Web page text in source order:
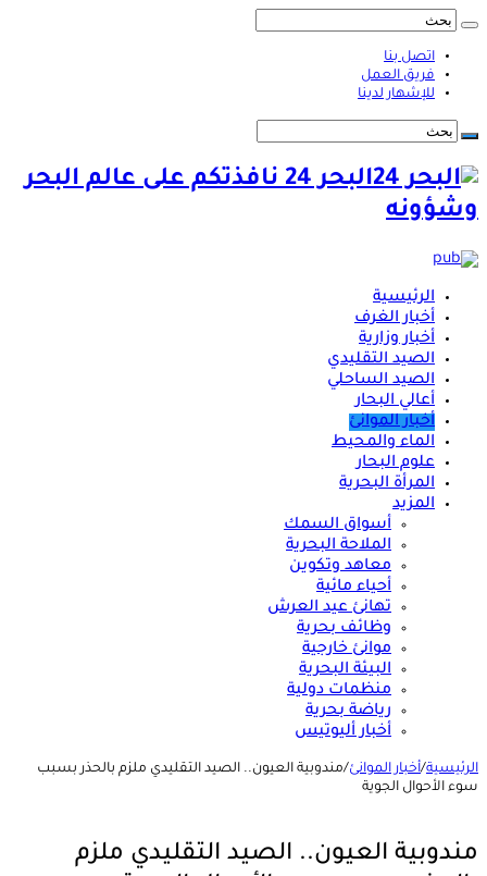
اتصل بنا
فريق العمل
للإشهار لدينا
البحر 24 نافذتكم على عالم البحر
وشؤونه
الرئيسية
أخبار الغرف
أخبار وزارية
الصيد التقليدي
الصيد الساحلي
أعالي البحار
أخبار الموانئ
الماء والمحيط
علوم البحار
المرأة البحرية
المزيد
أسواق السمك
الملاحة البحرية
معاهد وتكوين
أحياء مائية
تهانئ عيد العرش
وظائف بحرية
موانئ خارجية
البيئة البحرية
منظمات دولية
رياضة بحرية
أخبار أليوتيس
الرئيسية/أخبار الموانئ/مندوبية العيون.. الصيد التقليدي ملزم بالحذر بسبب
سوء الأحوال الجوية
مندوبية العيون.. الصيد التقليدي ملزم